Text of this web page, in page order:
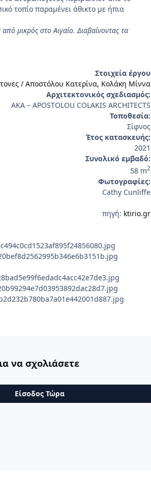
τοπίο παραμένει άθικτο με ήπια
μικρός στο Αιγαίο. Διαβαίνοντας τα
Στοιχεία έργου
/ Αποστόλου Κατερίνα, Κολάκη Μίννα
Αρχιτεκτονικός σχεδιασμός:
AKA – APOSTOLOU COLAKIS ARCHITECTS
Τοποθεσία:
Σίφνος
Έτος κατασκευής:
2021
Συνολικό εμβαδό:
58 m2
Φωτογραφίες:
Cathy Cunliffe
πηγή: ktirio.gr
να σχολιάσετε
Είσοδος Τώρα